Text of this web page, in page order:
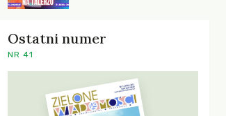
Ostatni numer
NR 41